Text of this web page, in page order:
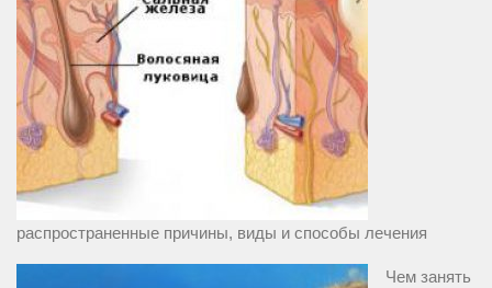
распространенные причины, виды и способы лечения
Чем занять